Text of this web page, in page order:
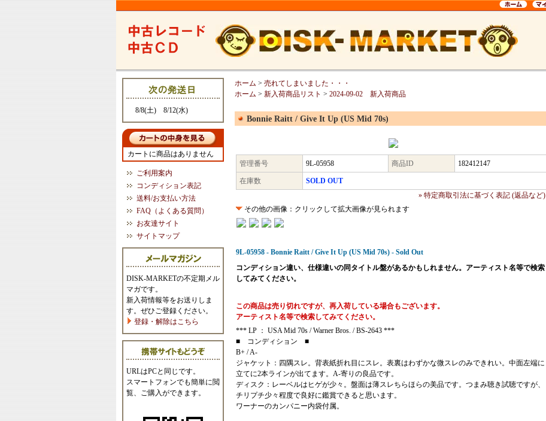
8/8(土) 8/12(水)
カートに商品はありません
ご利用案内
コンディション表記
送料/お支払い方法
FAQ（よくある質問）
お友達サイト
サイトマップ
DISK-MARKETの不定期メル
マガです。
新入荷情報等をお送りしま
す。ぜひご登録ください。
登録・解除はこちら
URLはPCと同じです。
スマートフォンでも簡単に閲
覧、ご購入ができます。
ホーム > 売れてしまいました・・・
ホーム > 新入荷商品リスト > 2024-09-02 新入荷商品
Bonnie Raitt / Give It Up (US Mid 70s)
管理番号 9L-05958 商品ID 182412147
在庫数
SOLD OUT
» 特定商取引法に基づく表記 (返品など)
その他の画像：クリックして拡大画像が見られます
9L-05958 - Bonnie Raitt / Give It Up (US Mid 70s) - Sold Out
コンディション違い、仕様違いの同タイトル盤があるかもしれません。アーティスト名等で検索
してみてください。
この商品は売り切れですが、再入荷している場合もございます。
アーティスト名等で検索してみてください。
*** LP ： USA Mid 70s / Warner Bros. / BS-2643 ***
■ コンディション ■
B+ / A-
ジャケット：四隅スレ。背表紙折れ目にスレ。表裏はわずかな微スレのみできれい。中面左端に
立てに2本ラインが出てます。A-寄りの良品です。
ディスク：レーベルはヒゲが少々。盤面は薄スレちらほらの美品です。つまみ聴き試聴ですが、
チリプチ少々程度で良好に鑑賞できると思います。
ワーナーのカンパニー内袋付属。